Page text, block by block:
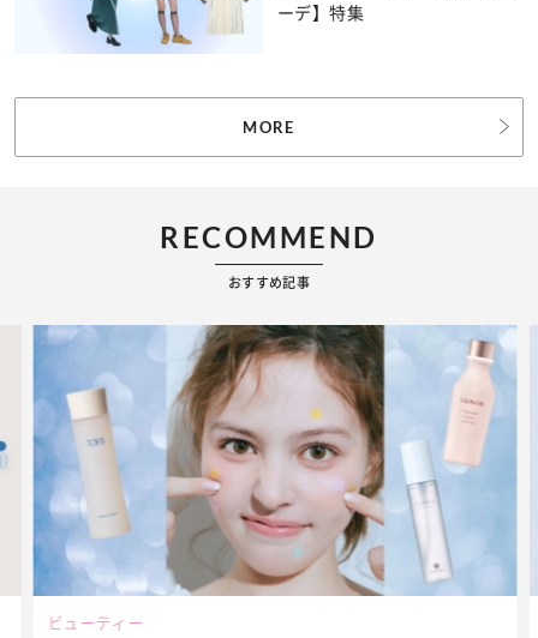
ーデ】特集
MORE
RECOMMEND
おすすめ記事
ビューティー